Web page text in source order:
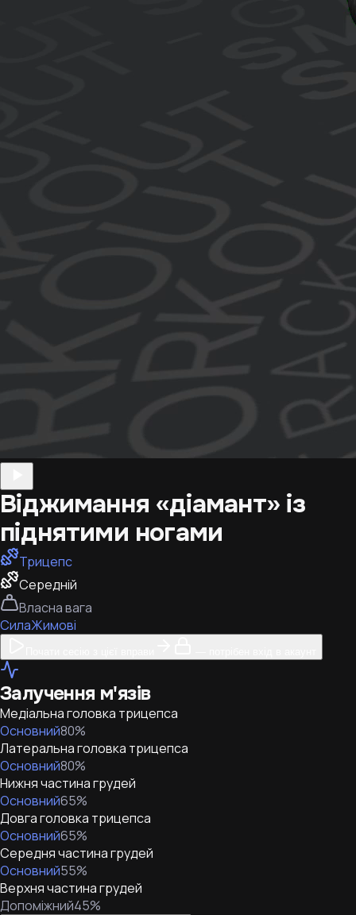
Віджимання «діамант» із
піднятими ногами
Трицепс
Середній
Власна вага
СилаЖимові
Залучення м'язів
Медіальна головка трицепса
Основний80%
Латеральна головка трицепса
Основний80%
Нижня частина грудей
Основний65%
Довга головка трицепса
Основний65%
Середня частина грудей
Основний55%
Верхня частина грудей
Допоміжний45%